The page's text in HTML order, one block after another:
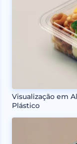
Visualização em
Plástico